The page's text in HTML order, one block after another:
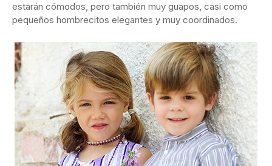
estarán cómodos, pero también muy guapos, casi como
pequeños hombrecitos elegantes y muy coordinados.